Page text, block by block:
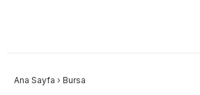
Ana Sayfa › Bursa